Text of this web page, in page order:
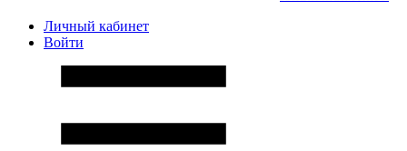
Личный кабинет
Войти